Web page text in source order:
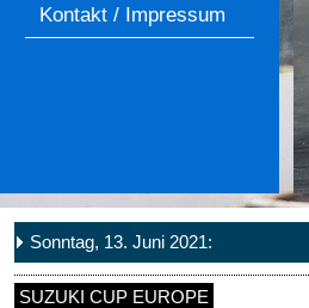
Sonntag, 13. Juni 2021:
SUZUKI CUP EUROPE